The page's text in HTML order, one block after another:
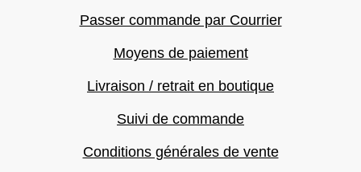
Passer commande par Courrier
Moyens de paiement
Livraison / retrait en boutique
Suivi de commande
Conditions générales de vente